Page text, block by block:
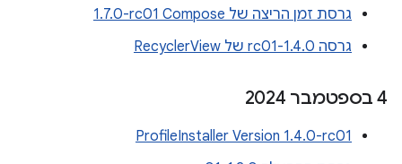
גרסת זמן הריצה של Compose‏ ‎1.7.0-rc01
גרסה 1.4.0-rc01 של RecyclerView
‫4 בספטמבר 2024
ProfileInstaller Version 1.4.0-rc01